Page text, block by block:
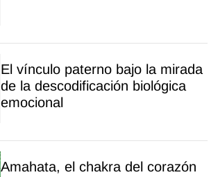
El vínculo paterno bajo la mirada
de la descodificación biológica
emocional
Amahata, el chakra del corazón